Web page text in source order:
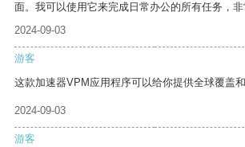
面。我可以使用它来完成日常办公的所有任务，非
2024-09-03
游客
这款加速器VPM应用程序可以给你提供全球覆盖
2024-09-03
游客